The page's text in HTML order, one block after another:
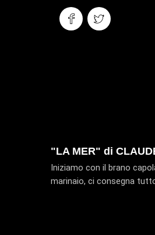
"LA MER" di
Iniziamo con il brano
marinaio, ci consegna